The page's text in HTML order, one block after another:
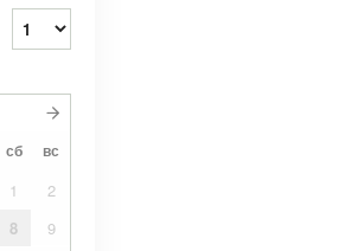
сб вс
1
2
8
9